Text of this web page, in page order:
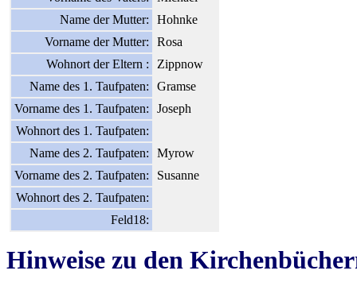
Name der Mutter:
Hohnke
Vorname der Mutter:
Rosa
Wohnort der Eltern :
Zippnow
Name des 1. Taufpaten:
Gramse
Vorname des 1. Taufpaten:
Joseph
Wohnort des 1. Taufpaten:
Name des 2. Taufpaten:
Myrow
Vorname des 2. Taufpaten:
Susanne
Wohnort des 2. Taufpaten:
Feld18:
Hinweise zu den